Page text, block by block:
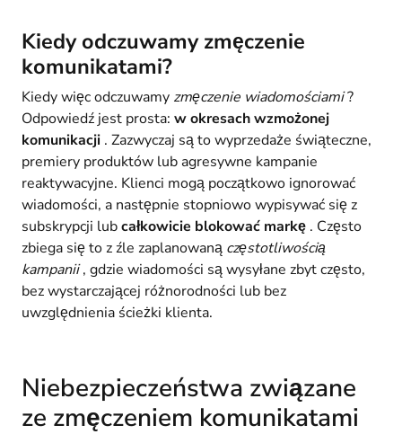
Kiedy odczuwamy zmęczenie
komunikatami?
Kiedy więc odczuwamy zmęczenie wiadomościami?
Odpowiedź jest prosta: w okresach wzmożonej
komunikacji . Zazwyczaj są to wyprzedaże świąteczne,
premiery produktów lub agresywne kampanie
reaktywacyjne. Klienci mogą początkowo ignorować
wiadomości, a następnie stopniowo wypisywać się z
subskrypcji lubcałkowicie blokować markę . Często
zbiega się to z źle zaplanowaną częstotliwością
kampanii, gdzie wiadomości są wysyłane zbyt często,
bez wystarczającej różnorodności lub bez
uwzględnienia ścieżki klienta.
Niebezpieczeństwa związane
ze zmęczeniem komunikatami